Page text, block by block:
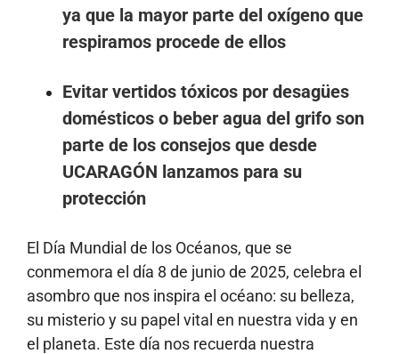
ya que la mayor parte del oxígeno que
respiramos procede de ellos
Evitar vertidos tóxicos por desagües
domésticos o beber agua del grifo son
parte de los consejos que desde
UCARAGÓN lanzamos para su
protección
El Día Mundial de los Océanos, que se
conmemora el día 8 de junio de 2025, celebra el
asombro que nos inspira el océano: su belleza,
su misterio y su papel vital en nuestra vida y en
el planeta. Este día nos recuerda nuestra